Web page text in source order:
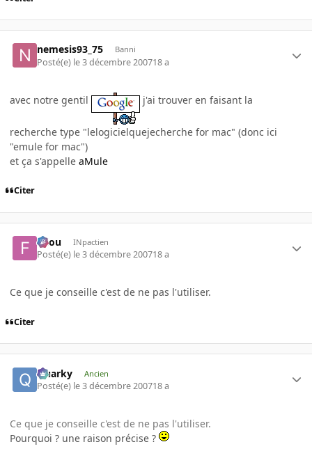
nemesis93_75 Banni
Posté(e) le 3 décembre 200718 a
avec notre gentil j'ai trouver en faisant la
recherche type "lelogicielquejecherche for mac" (donc ici
"emule for mac")
et ça s'appelle aMule
Citer
falou INpactien
Posté(e) le 3 décembre 200718 a
Ce que je conseille c'est de ne pas l'utiliser.
Citer
Quarky Ancien
Posté(e) le 3 décembre 200718 a
Ce que je conseille c'est de ne pas l'utiliser.
Pourquoi ? une raison précise ?